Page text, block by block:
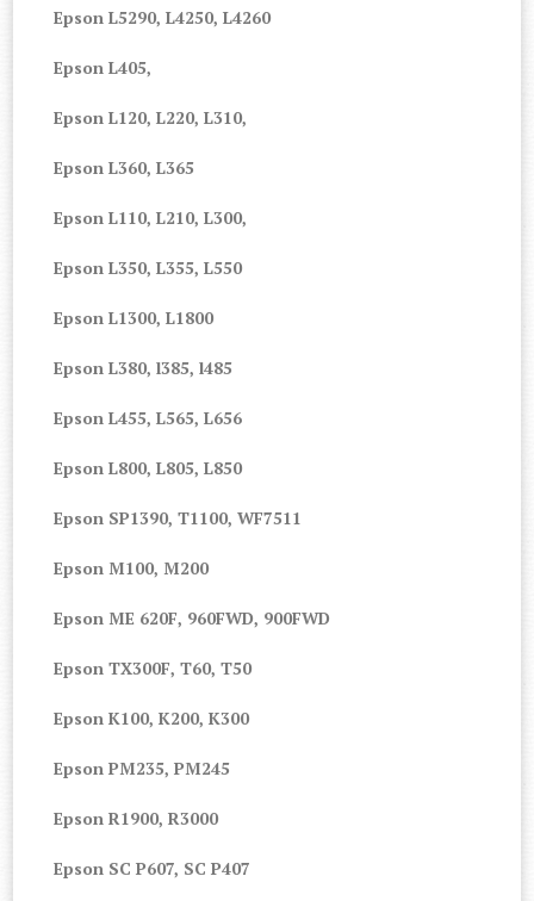
Epson L5290, L4250, L4260
Epson L405,
Epson L120, L220, L310,
Epson L360, L365
Epson L110, L210, L300,
Epson L350, L355, L550
Epson L1300, L1800
Epson L380, l385, l485
Epson L455, L565, L656
Epson L800, L805, L850
Epson SP1390, T1100, WF7511
Epson M100, M200
Epson ME 620F, 960FWD, 900FWD
Epson TX300F, T60, T50
Epson K100, K200, K300
Epson PM235, PM245
Epson R1900, R3000
Epson SC P607, SC P407